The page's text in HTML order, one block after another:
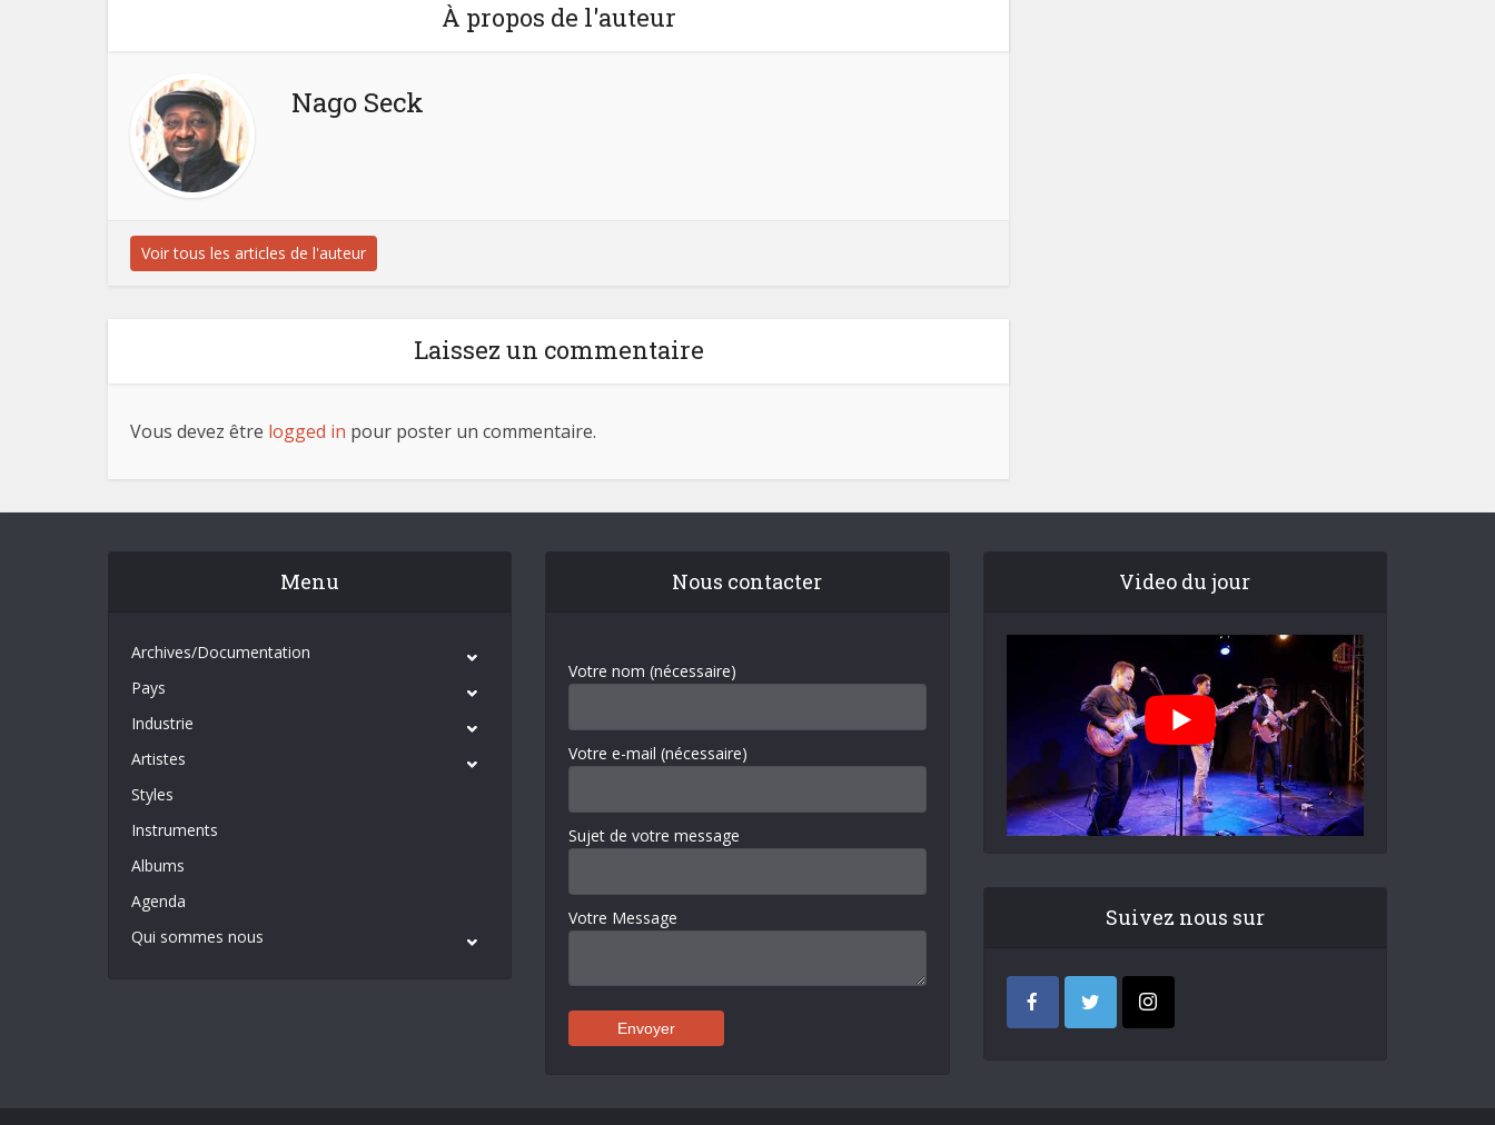
À propos de l'auteur
Nago Seck
Voir tous les articles de l'auteur
Laissez un commentaire
Vous devez être logged in pour poster un commentaire.
Menu
Archives/Documentation
Pays
Industrie
Artistes
Styles
Instruments
Albums
Agenda
Qui sommes nous
Nous contacter
Votre nom (nécessaire)
Votre e-mail (nécessaire)
Sujet de votre message
Votre Message
Video du jour
Suivez nous sur